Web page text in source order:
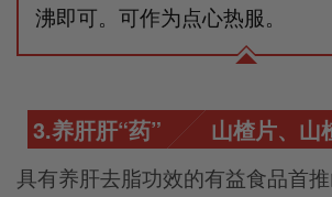
沸即可。可作为点心热服。
3.养肝肝“药” 山楂片、山
具有养肝去脂功效的有益食品首推